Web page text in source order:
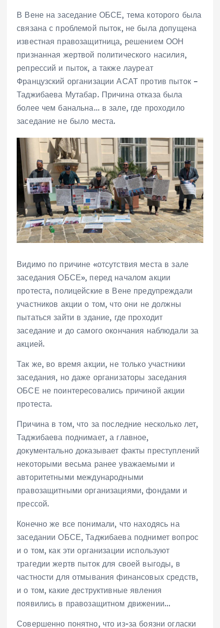
В Вене на заседание ОБСЕ, тема которого была
связана с проблемой пыток, не была допущена
известная правозащитница, решением ООН
признанная жертвой политического насилия,
репрессий и пыток, а также лауреат
Французский организации АСАТ против пыток –
Таджибаева Мутабар. Причина отказа была
более чем банальна… в зале, где проходило
заседание не было места.
Видимо по причине «отсутствия места в зале
заседания ОБСЕ», перед началом акции
протеста, полицейские в Вене предупреждали
участников акции о том, что они не должны
пытаться зайти в здание, где проходит
заседание и до самого окончания наблюдали за
акцией.
Так же, во время акции, не только участники
заседания, но даже организаторы заседания
ОБСЕ не поинтересовались причиной акции
протеста.
Причина в том, что за последние несколько лет,
Таджибаева поднимает, а главное,
документально доказывает факты преступлений
некоторыми весьма ранее уважаемыми и
авторитетными международными
правозащитными организациями, фондами и
прессой.
Конечно же все понимали, что находясь на
заседании ОБСЕ, Таджибаева поднимет вопрос
и о том, как эти организации используют
трагедии жертв пыток для своей выгоды, в
частности для отмывания финансовых средств,
и о том, какие деструктивные явления
появились в правозащитном движении…
Совершенно понятно, что из-за боязни огласки